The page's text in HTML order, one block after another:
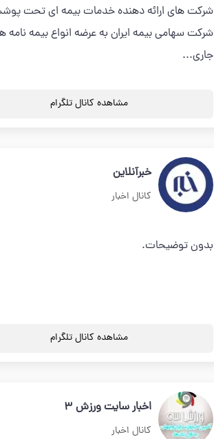
شرکت های ارائه دهنده خدمات بیمه ای تحت
شرکت سهامی بیمه ایران به عرضه انواع بیمه نامه
جاری...
مشاهده کانال تلگرام
خبرآنلاین
کانال اخبار
بدون توضیحات.
مشاهده کانال تلگرام
اخبار سایت ورزش 3
کانال اخبار